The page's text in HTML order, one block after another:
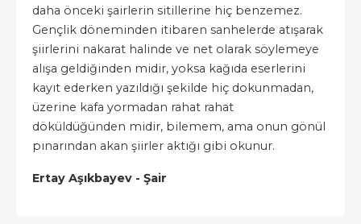
daha önceki şairlerin sitillerine hiç benzemez.
Gençlik döneminden itibaren sanhelerde atışarak
şiirlerini nakarat halinde ve net olarak söylemeye
alışa geldiğinden midir, yoksa kağıda eserlerini
kayıt ederken yazıldığı şekilde hiç dokunmadan,
üzerine kafa yormadan rahat rahat
döküldüğünden midir, bilemem, ama onun gönül
pınarından akan şiirler aktığı gibi okunur.
Ertay Aşıkbayev - Şair